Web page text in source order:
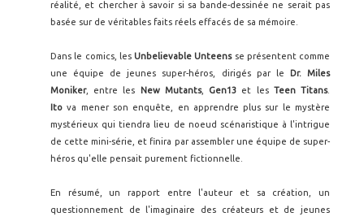
réalité, et chercher à savoir si sa bande-dessinée ne serait pas
basée sur de véritables faits réels effacés de sa mémoire.
Dans le comics, les Unbelievable Unteensse présentent comme
une équipe de jeunes super-héros, dirigés par le
Dr. Miles
Moniker, entre les New Mutants, Gen13 et les Teen Titans.
Ito va mener son enquête, en apprendre plus sur le mystère
mystérieux qui tiendra lieu de noeud scénaristique à l'intrigue
de cette mini-série, et finira par assembler une équipe de super-
héros qu'elle pensait purement fictionnelle.
En résumé, un rapport entre l'auteur et sa création, un
questionnement de l'imaginaire des créateurs et de jeunes